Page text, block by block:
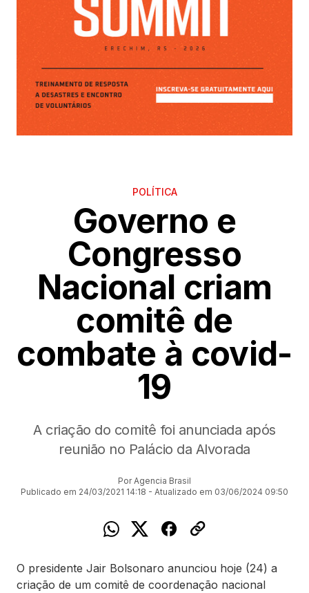
POLÍTICA
Governo e
Congresso
Nacional criam
comitê de
combate à covid-
19
A criação do comitê foi anunciada após
reunião no Palácio da Alvorada
Por Agencia Brasil
Publicado em 24/03/2021 14:18 - Atualizado em 03/06/2024 09:50
O presidente Jair Bolsonaro anunciou hoje (24) a
criação de um comitê de coordenação nacional